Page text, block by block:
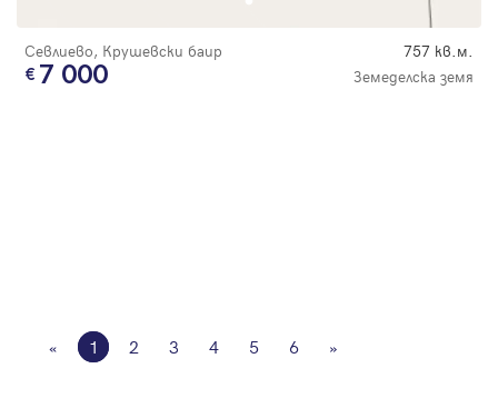
Севлиево, Крушевски баир 757 кв.м.
7 000 Земеделска земя
« 1 2 3 4 5 6 »